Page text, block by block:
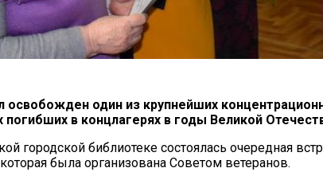
освобожден один из крупнейших
погибших в концлагерях в годы Великой
городской библиотеке состоялась очередная
была организована Советом ветеранов.